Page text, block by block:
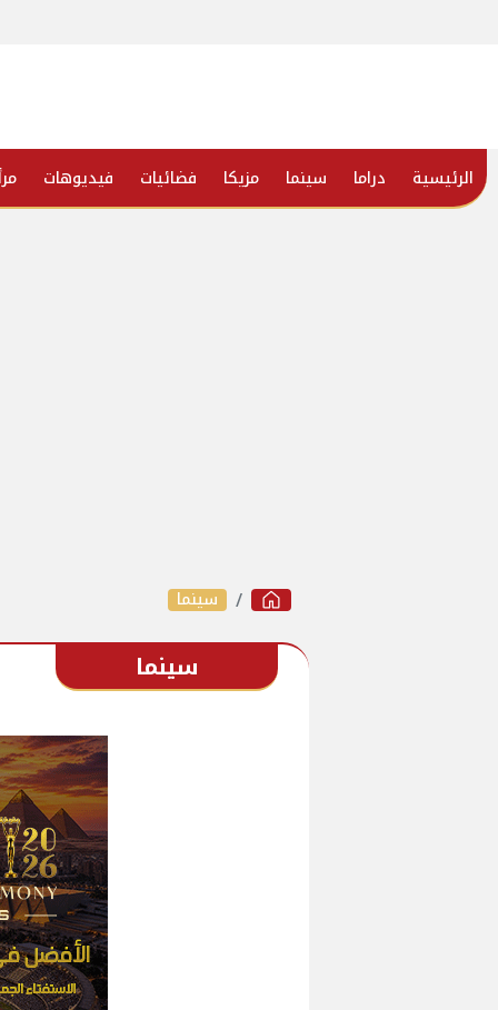
الرئيسية دراما سينما مزيكا فضائيات فيديوهات
سينما
سينما